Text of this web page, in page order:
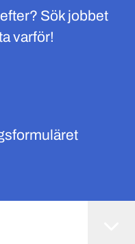
Sök jobbet
varför!